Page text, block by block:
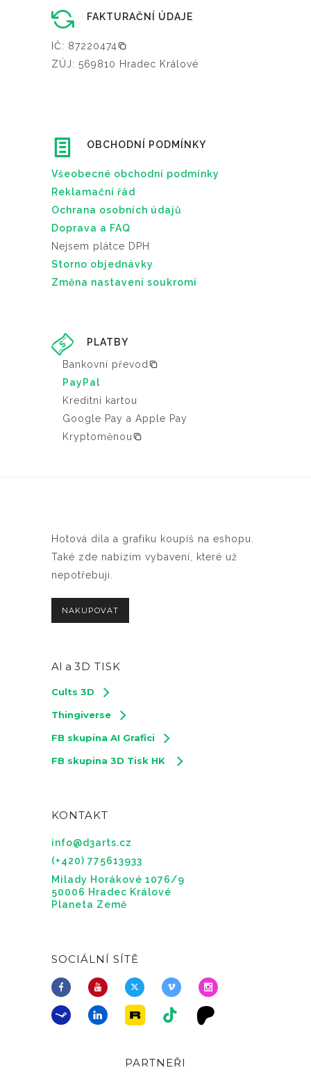
FAKTURAČNÍ ÚDAJE
IČ: 87220474
ZÚJ: 569810 Hradec Králové
OBCHODNÍ PODMÍNKY
Všeobecné obchodní podmínky
Reklamační řád
Ochrana osobních údajů
Doprava a FAQ
Nejsem plátce DPH
Storno objednávky
Změna nastavení soukromí
PLATBY
Bankovní převod
PayPal
Kreditní kartou
Google Pay a Apple Pay
Kryptoměnou
Hotová díla a grafiku koupíš na eshopu.
Také zde nabízím vybavení, které už
nepotřebuji.
NAKUPOVAT
AI a 3D TISK
Cults 3D
Thingiverse
FB skupina AI Grafici
FB skupina 3D Tisk HK
KONTAKT
info@d3arts.cz
(+420) 775613933
Milady Horákové 1076/9
50006 Hradec Králové
Planeta Země
SOCIÁLNÍ SÍTĚ
PARTNEŘI